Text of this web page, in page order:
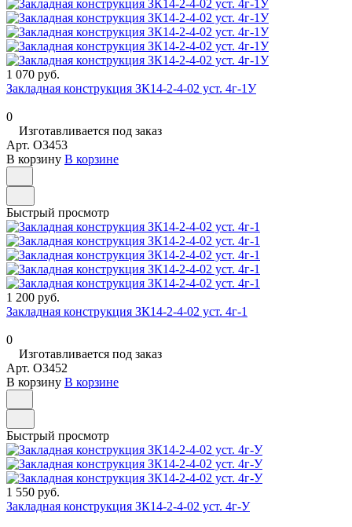
1 070 руб.
Закладная конструкция ЗК14-2-4-02 уст. 4г-1У
0
Изготавливается под заказ
Арт. O3453
В корзину В корзине
Быстрый просмотр
1 200 руб.
Закладная конструкция ЗК14-2-4-02 уст. 4г-1
0
Изготавливается под заказ
Арт. O3452
В корзину В корзине
Быстрый просмотр
1 550 руб.
Закладная конструкция ЗК14-2-4-02 уст. 4г-У